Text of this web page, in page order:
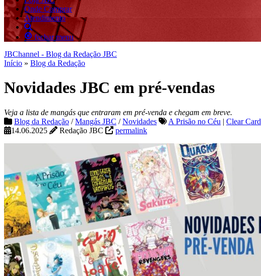
Onde Comprar
Atendimento
fechar menu
JBChannel - Blog da Redação JBC
Início » Blog da Redação
Novidades JBC em pré-vendas
Veja a lista de mangás que entraram em pré-venda e chegam em breve.
Blog da Redação /Mangás JBC /Novidades A Prisão no Céu | Clear Card
14.06.2025
Redação JBC permalink